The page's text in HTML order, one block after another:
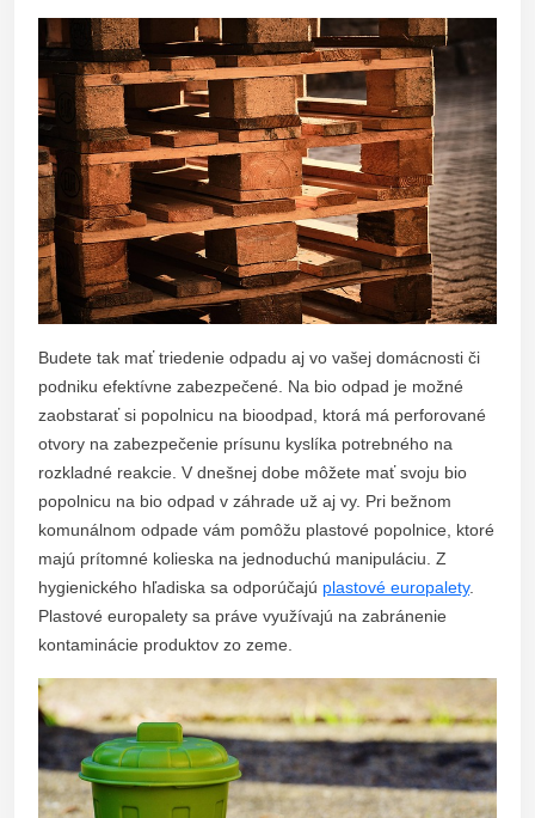
Budete tak mať triedenie odpadu aj vo vašej domácnosti či
podniku efektívne zabezpečené. Na bio odpad je možné
zaobstarať si popolnicu na bioodpad, ktorá má perforované
otvory na zabezpečenie prísunu kyslíka potrebného na
rozkladné reakcie. V dnešnej dobe môžete mať svoju bio
popolnicu na bio odpad v záhrade už aj vy. Pri bežnom
komunálnom odpade vám pomôžu plastové popolnice, ktoré
majú prítomné kolieska na jednoduchú manipuláciu. Z
hygienického hľadiska sa odporúčajú plastové europalety.
Plastové europalety sa práve využívajú na zabránenie
kontaminácie produktov zo zeme.